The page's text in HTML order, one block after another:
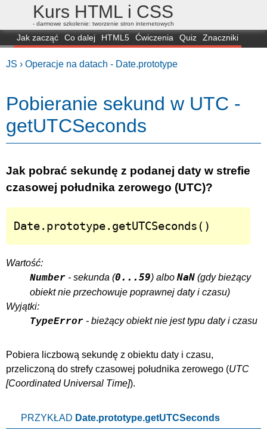
Kurs HTML i CSS
- darmowe szkolenie: tworzenie stron internetowych
Jak zacząć Co dalej HTML5 Ćwiczenia Quiz
Znaczniki
JS › Operacje na datach - Date.prototype
Pobieranie sekund w UTC -
getUTCSeconds
Jak pobrać sekundę z podanej daty w strefie
czasowej południka zerowego (UTC)?
Date.prototype.getUTCSeconds()
Wartość:
Number - sekunda (0...59) albo NaN (gdy bieżący
obiekt nie przechowuje poprawnej daty i czasu)
Wyjątki:
TypeError - bieżący obiekt nie jest typu daty i czasu
Pobiera liczbową sekundę z obiektu daty i czasu,
przeliczoną do strefy czasowej południka zerowego (UTC
).
PRZYKŁAD Date.prototype.getUTCSeconds